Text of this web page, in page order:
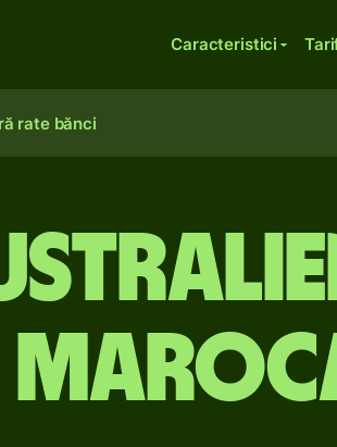
Caracteristici
rate bănci